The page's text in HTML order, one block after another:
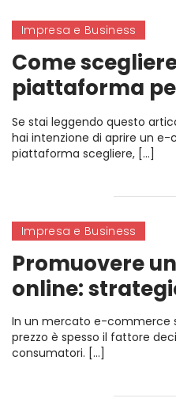
Impresa e Business
Come
piattaforma
Commerce
Se stai leggendo questo
hai intenzione di aprire un
piattaforma scegliere, […]
Impresa e Business
Promuovere
online:
In un mercato e-commerce
prezzo è spesso il fattore
consumatori. […]